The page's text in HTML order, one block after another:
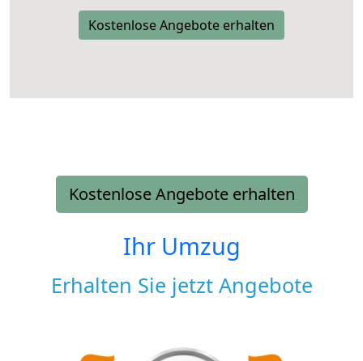
Kostenlose Angebote erhalten
Kostenlose Angebote erhalten
Ihr Umzug
Erhalten Sie jetzt Angebote